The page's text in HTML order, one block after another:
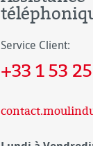
Service Client:
+33 1 53